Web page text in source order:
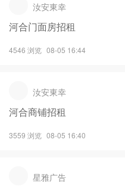
汝安東幸
河合门面房招租
4546 浏览 08-05 16:44
汝安東幸
河合商铺招租
3559 浏览 08-05 16:40
星雅广告